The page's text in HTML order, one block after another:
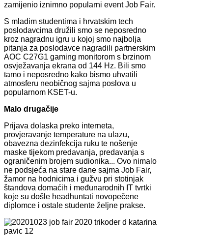
zamijenio iznimno popularni event Job Fair.
S mladim studentima i hrvatskim tech
poslodavcima družili smo se neposredno
kroz nagradnu igru u kojoj smo najbolja
pitanja za poslodavce nagradili partnerskim
AOC C27G1 gaming monitorom s brzinom
osvježavanja ekrana od 144 Hz. Bili smo
tamo i neposredno kako bismo uhvatili
atmosferu neobičnog sajma poslova u
popularnom KSET-u.
Malo drugačije
Prijava dolaska preko interneta,
provjeravanje temperature na ulazu,
obavezna dezinfekcija ruku te nošenje
maske tijekom predavanja, predavanja s
ograničenim brojem sudionika... Ovo nimalo
ne podsjeća na stare dane sajma Job Fair,
žamor na hodnicima i gužvu pri stotinjak
štandova domaćih i međunarodnih IT tvrtki
koje su došle headhuntati novopečene
diplomce i ostale studente željne prakse.